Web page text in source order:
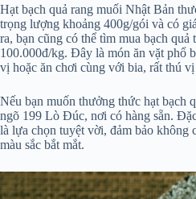
Hạt bạch quả rang muối Nhật Bản
trọng lượng khoảng 400g/gói và có
ra, bạn cũng có thể tìm mua bạch
100.000đ/kg. Đây là món ăn vặt phổ
vị hoặc ăn chơi cùng với bia, rất thú
Nếu bạn muốn thưởng thức hạt bạch
ngõ 199 Lò Đúc, nơi có hàng sẵn.
là lựa chọn tuyệt vời, đảm bảo không
màu sắc bắt mắt.